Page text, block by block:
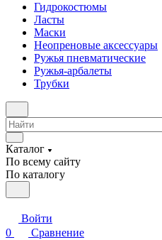
Гидрокостюмы
Ласты
Маски
Неопреновые аксессуары
Ружья пневматические
Ружья-арбалеты
Трубки
Каталог
По всему сайту
По каталогу
Войти
0
Сравнение